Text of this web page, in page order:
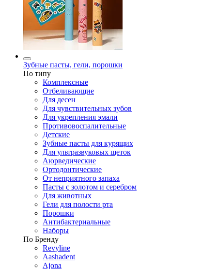
Зубные пасты, гели, порошки
По типу
Комплексные
Отбеливающие
Для десен
Для чувствительных зубов
Для укрепления эмали
Противовоспалительные
Детские
Зубные пасты для курящих
Для ультразвуковых щеток
Аюрведические
Ортодонтические
От неприятного запаха
Пасты с золотом и серебром
Для животных
Гели для полости рта
Порошки
Антибактериальные
Наборы
По Бренду
Revyline
Aashadent
Ajona